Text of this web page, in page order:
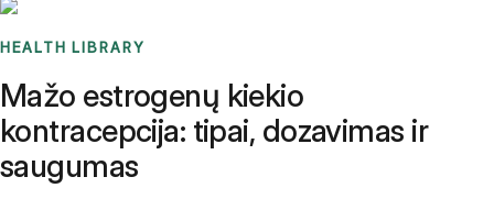
HEALTH LIBRARY
Mažo estrogenų kiekio
kontracepcija: tipai, dozavimas ir
saugumas